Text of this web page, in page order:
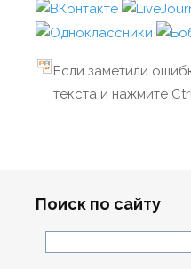
Если заметили
текста и нажмите
Поиск по сайту